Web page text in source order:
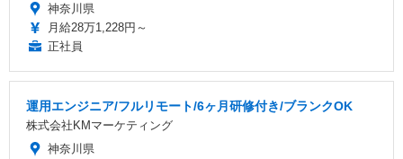
神奈川県
月給28万1,228円～
正社員
運用エンジニア/フルリモート/6ヶ月研修付き/ブランクOK
株式会社KMマーケティング
神奈川県